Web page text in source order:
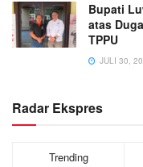
Bupati
atas
TPPU
JULI 30,
Radar Ekspres
Trending